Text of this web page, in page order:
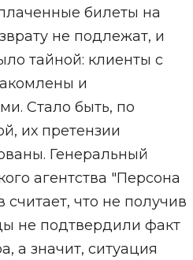
билеты на
не подлежат, и
тайной: клиенты с
и
Стало быть, по
их претензии
Генеральный
агентства "Персона
считает, что не получив
не подтвердили факт
а значит, ситуация